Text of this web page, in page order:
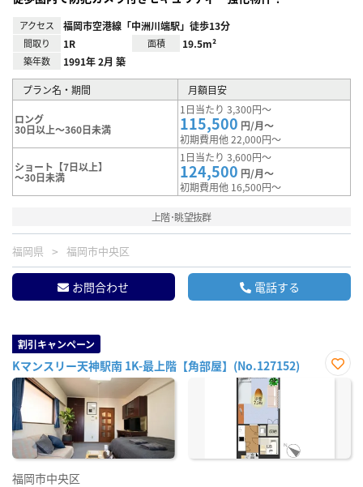
アクセス 福岡市空港線「中洲川端駅」徒歩13分
間取り 1R 面積 19.5m²
築年数 1991年 2月 築
プラン名・期間 月額目安
ロング
30日以上～360日未満
1日当たり 3,300円～
115,500 円/月～
初期費用他 22,000円～
ショート【7日以上】
～30日未満
1日当たり 3,600円～
124,500 円/月～
初期費用他 16,500円～
上階･眺望抜群
福岡県 福岡市中央区
お問合わせ 電話する
割引キャンペーン
Kマンスリー天神駅南 1K-最上階【角部屋】(No.127152)
お気
福岡市中央区